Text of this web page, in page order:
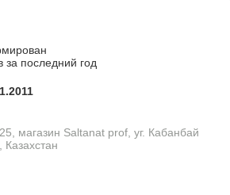
за последний год
магазин Saltanat prof, уг. Кабанбай